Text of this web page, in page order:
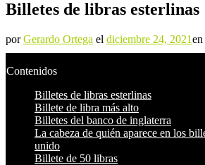
Billetes de libras esterlinas
porGerardo Ortega el diciembre 24, 2021en
Contenidos
Billetes de libras esterlinas
Billete de libra más alto
Billetes del banco de inglaterra
La cabeza de quién aparece en los
unido
Billete de 50 libras